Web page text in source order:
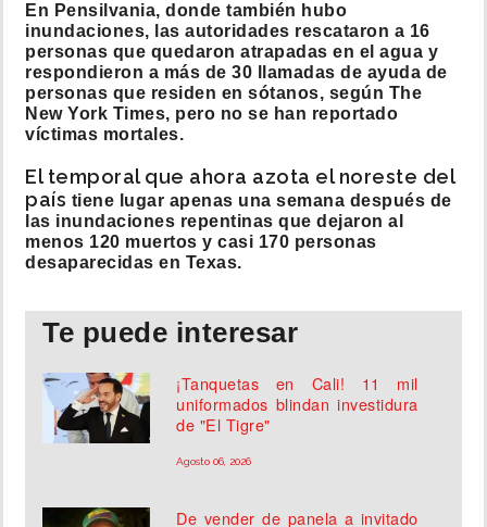
En Pensilvania, donde también hubo
inundaciones, las autoridades rescataron a 16
personas que quedaron atrapadas en el agua y
respondieron a más de 30 llamadas de ayuda de
personas que residen en sótanos, según The
New York Times, pero no se han reportado
víctimas mortales.
El temporal que ahora azota el noreste del
país tiene lugar apenas una semana después de
las inundaciones repentinas que dejaron al
menos 120 muertos y casi 170 personas
desaparecidas en Texas.
Te puede interesar
¡Tanquetas en Cali! 11 mil
uniformados blindan investidura
de "El Tigre"
Agosto 06, 2026
De vender de panela a invitado